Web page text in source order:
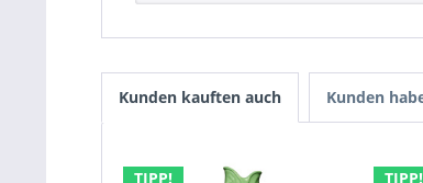
Kunden kauften auch Kunden
TIPP! TIPP!